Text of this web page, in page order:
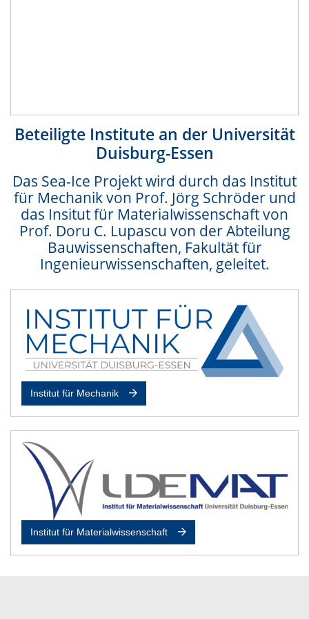
Beteiligte Institute an der Universität
Duisburg-Essen
Das Sea-Ice Projekt wird durch das Institut
für Mechanik von Prof. Jörg Schröder und
das Insitut für Materialwissenschaft von
Prof. Doru C. Lupascu von der Abteilung
Bauwissenschaften, Fakultät für
Ingenieurwissenschaften, geleitet.
Institut für Mechanik
Institut für Materialwissenschaft